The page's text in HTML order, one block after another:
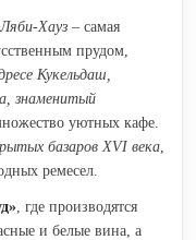
Хауз – самая
прудом,
Кукельдаш,
знаменитый
уютных кафе.
базаров XVI века
ремесел.
, где производятся
и белые вина, а